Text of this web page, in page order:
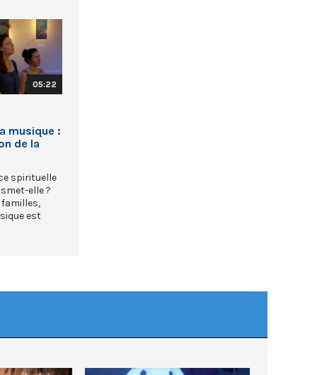
05:22
musique :
de la
spirituelle
elle ?
est